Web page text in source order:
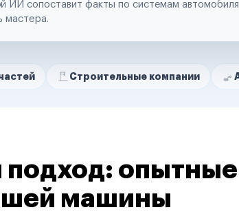
ИИ сопоставит факты по системам
мастера.
Строительные компании Аренда
машины